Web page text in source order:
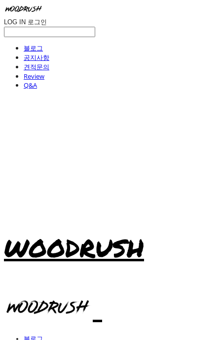
LOG IN 로그인
블로그
공지사항
견적문의
Review
Q&A
WOODRUSH